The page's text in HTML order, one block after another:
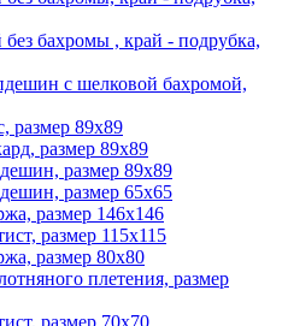
бахромы , край - подрубка,
с шелковой бахромой,
размер 89x89
размер 89х89
размер 89x89
размер 65x65
размер 146х146
размер 115х115
размер 80х80
плетения, размер